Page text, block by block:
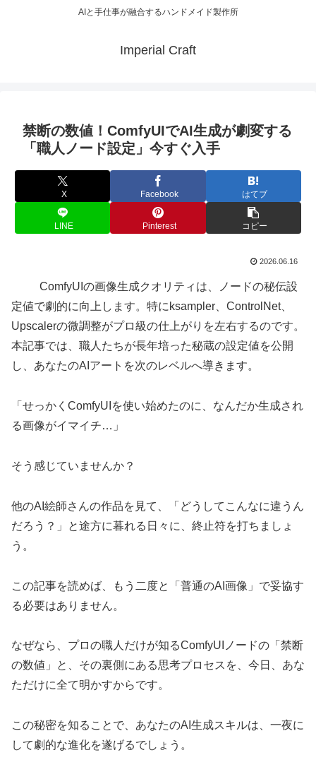
AIと手仕事が融合するハンドメイド製作所
Imperial Craft
禁断の数値！ComfyUIでAI生成が劇変する
「職人ノード設定」今すぐ入手
X Facebook はてブ
LINE Pinterest コピー
2026.06.16
ComfyUIの画像生成クオリティは、ノードの秘伝設
定値で劇的に向上します。特にksampler、ControlNet、
Upscalerの微調整がプロ級の仕上がりを左右するのです。
本記事では、職人たちが長年培った秘蔵の設定値を公開
し、あなたのAIアートを次のレベルへ導きます。
「せっかくComfyUIを使い始めたのに、なんだか生成され
る画像がイマイチ…」
そう感じていませんか？
他のAI絵師さんの作品を見て、「どうしてこんなに違うん
だろう？」と途方に暮れる日々に、終止符を打ちましょ
う。
この記事を読めば、もう二度と「普通のAI画像」で妥協す
る必要はありません。
なぜなら、プロの職人だけが知るComfyUIノードの「禁断
の数値」と、その裏側にある思考プロセスを、今日、あな
ただけに全て明かすからです。
この秘密を知ることで、あなたのAI生成スキルは、一夜に
して劇的な進化を遂げるでしょう。